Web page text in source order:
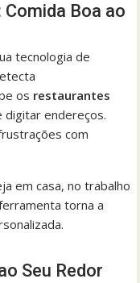
Boa ao
tecnologia de
os restaurantes
digitar endereços.
com
em casa, no trabalho
torna a
Seu Redor